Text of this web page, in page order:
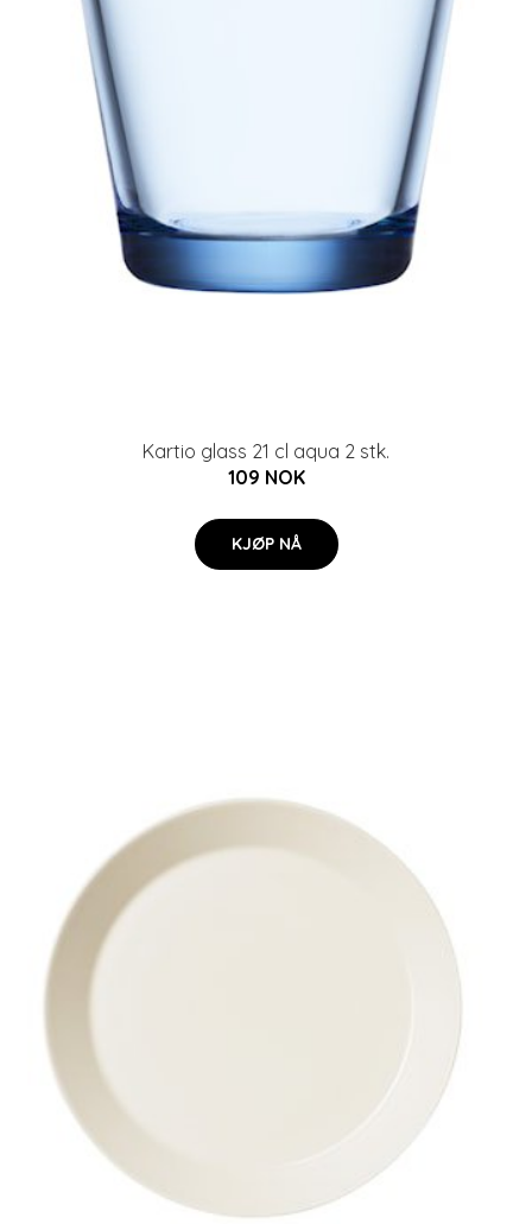
Kartio glass 21 cl aqua 2 stk.
109 NOK
KJØP NÅ